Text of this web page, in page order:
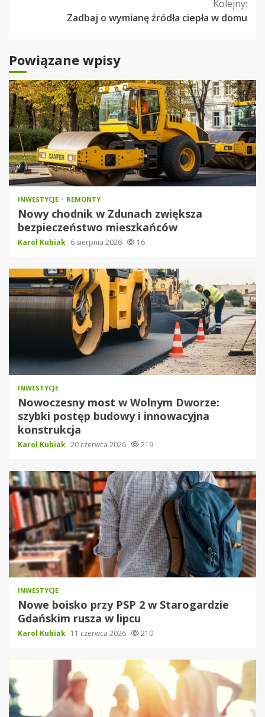
Kolejny:
Zadbaj o wymianę źródła ciepła w domu
Powiązane wpisy
INWESTYCJE REMONTY
Nowy chodnik w Zdunach zwiększa
bezpieczeństwo mieszkańców
Karol Kubiak 6 sierpnia 2026 16
INWESTYCJE
Nowoczesny most w Wolnym Dworze:
szybki postęp budowy i innowacyjna
konstrukcja
Karol Kubiak 20 czerwca 2026 219
INWESTYCJE
Nowe boisko przy PSP 2 w Starogardzie
Gdańskim rusza w lipcu
Karol Kubiak 11 czerwca 2026 210